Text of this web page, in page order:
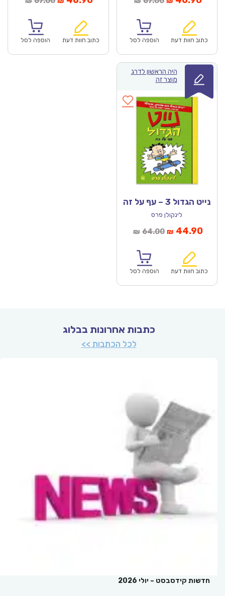
₪67.00.
כתוב חוות דעת הוספה לסל
₪67.00.
₪46.90.
כתוב חוות דעת הוספה לסל
היה הראשון לדרג
מוצר זה
נייט הגדול 3 – עף על זה
לינקולן פרס
₪ 64.00המחיר
₪64.00.
₪ 44.90
כתוב חוות דעת הוספה לסל
כתבות אחרונות בבלוג
לכל הכתבות >>
חדשות קידסבסט – יולי 2026